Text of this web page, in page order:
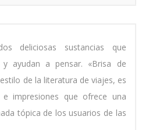
deliciosas sustancias que
ayudan a pensar. «Brisa de
de la literatura de viajes, es
impresiones que ofrece una
tópica de los usuarios de las